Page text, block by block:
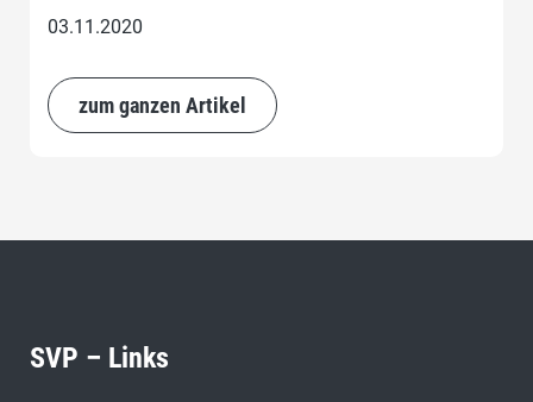
03.11.2020
zum ganzen Artikel
SVP – Links